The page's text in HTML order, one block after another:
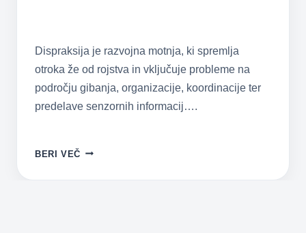
Dispraksija je razvojna motnja, ki spremlja
otroka že od rojstva in vključuje probleme na
področju gibanja, organizacije, koordinacije ter
predelave senzornih informacij….
BERI VEČ RAZVOJNA
KOORDINACIJE